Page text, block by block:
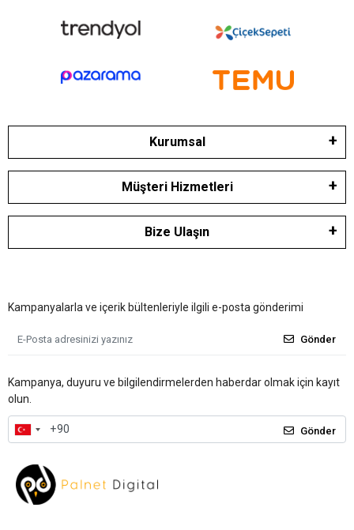
Kurumsal
Müşteri Hizmetleri
Bize Ulaşın
Kampanyalarla ve içerik bültenleriyle ilgili e-posta gönderimi
Gönder
Kampanya, duyuru ve bilgilendirmelerden haberdar olmak için kayıt
olun.
Gönder